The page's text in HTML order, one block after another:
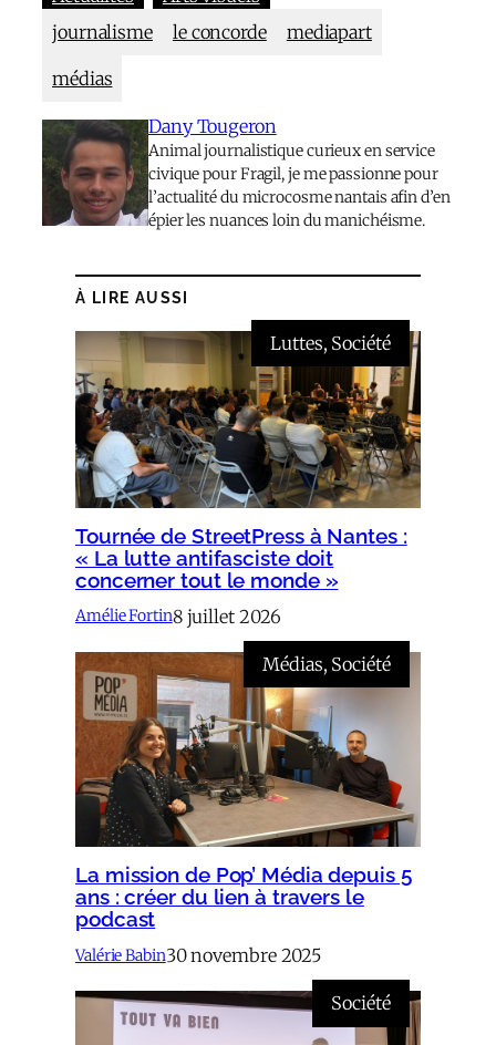
journalisme
le concorde mediapart
médias
Dany Tougeron
Animal journalistique curieux en service
civique pour Fragil, je me passionne pour
l’actualité du microcosme nantais afin d’en
épier les nuances loin du manichéisme.
À LIRE AUSSI
Luttes, Société
Tournée de StreetPress à Nantes :
« La lutte antifasciste doit
concerner tout le monde »
Amélie Fortin8 juillet 2026
Médias, Société
La mission de Pop’ Média depuis 5
ans : créer du lien à travers le
podcast
Valérie Babin30 novembre 2025
Société